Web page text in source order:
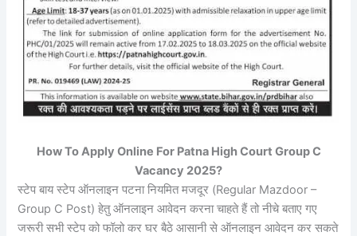
How To Apply Online For Patna High Court Group C
Vacancy 2025?
स्टेप बाय स्टेप ऑनलाइन पटना नियमित मजदूर (Regular Mazdoor –
Group C Post) हेतु ऑनलाइन आवेदन करना चाहते हैं तो नीचे बताए गए
जरूरी सभी स्टेप को फॉलो कर घर बैठे आसानी से ऑनलाइन आवेदन कर सकते